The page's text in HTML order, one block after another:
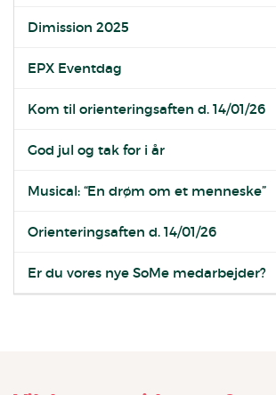
Dimission 2025
EPX Eventdag
Kom til orienteringsaften d. 14/01/26
God jul og tak for i år
Musical: “En drøm om et menneske”
Orienteringsaften d. 14/01/26
Er du vores nye SoMe medarbejder?